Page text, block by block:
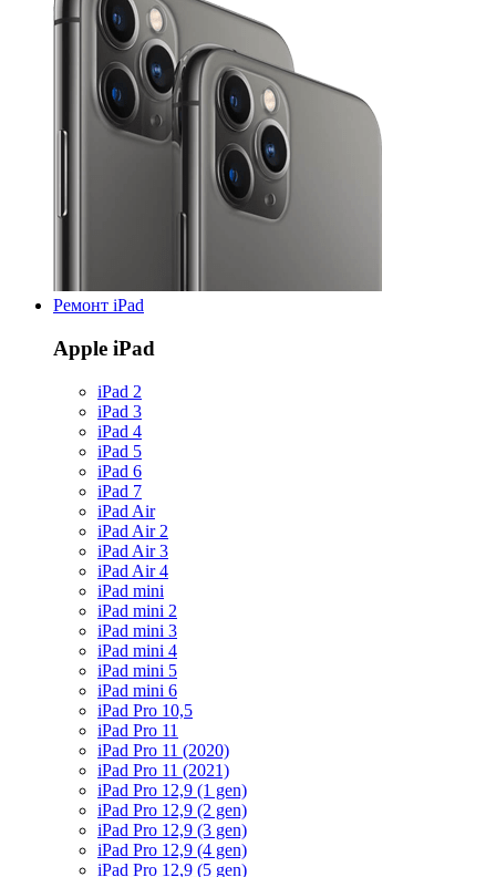
Ремонт iPad
Apple iPad
iPad 2
iPad 3
iPad 4
iPad 5
iPad 6
iPad 7
iPad Air
iPad Air 2
iPad Air 3
iPad Air 4
iPad mini
iPad mini 2
iPad mini 3
iPad mini 4
iPad mini 5
iPad mini 6
iPad Pro 10,5
iPad Pro 11
iPad Pro 11 (2020)
iPad Pro 11 (2021)
iPad Pro 12,9 (1 gen)
iPad Pro 12,9 (2 gen)
iPad Pro 12,9 (3 gen)
iPad Pro 12,9 (4 gen)
iPad Pro 12,9 (5 gen)